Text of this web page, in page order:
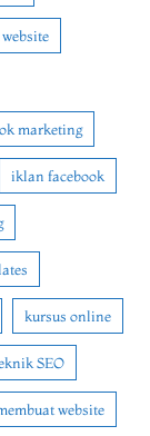
marketing
iklan facebook
kursus online
SEO
website